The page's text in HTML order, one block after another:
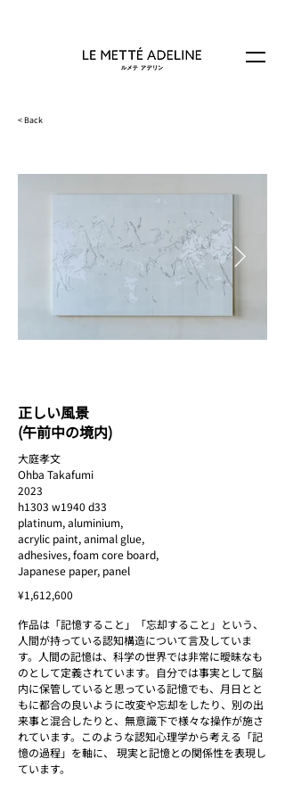
< Back
正しい風景 (午前中の境内)
2023
h1303 w1940 d33
platinum, aluminium, acrylic paint, animal
glue,
adhesives, foam core board,
Japanese paper, panel
正しい風景
(午前中の境内)
大庭孝文
Ohba Takafumi
2023
h1303 w1940 d33
platinum, aluminium,
acrylic paint, animal glue,
adhesives, foam core board,
Japanese paper, panel
¥1,612,600
作品は「記憶すること」「忘却すること」という、
人間が持っている認知構造について言及していま
す。人間の記憶は、科学の世界では非常に曖昧なも
のとして定義されています。自分では事実として脳
内に保管していると思っている記憶でも、月日とと
もに都合の良いように改変や忘却をしたり、別の出
来事と混合したりと、無意識下で様々な操作が施さ
れています。このような認知心理学から考える「記
憶の過程」を軸に、 現実と記憶との関係性を表現し
ています。